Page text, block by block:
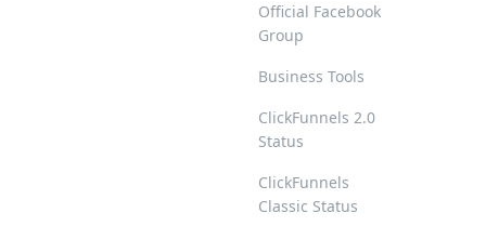
Official Facebook
Group
Business Tools
ClickFunnels 2.0
Status
ClickFunnels
Classic Status